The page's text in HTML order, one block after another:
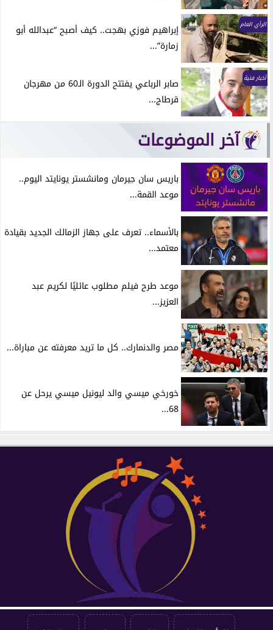
الرأي العام
إبراهيم فوزي بهجت.. كيف أصبح “عبدالله أبو
زمارة”...
أخبار فنية
صابر الرباعي يفتتح الدورة الـ60 من مهرجان
قرطاج...
آخر الموضوعات
باريس سان جيرمان ومانشستر يونايتد اليوم..
موعد القمة...
بالأسماء.. تعرف على جهاز الزمالك الجديد بقيادة
معتمد...
موعد طرح فيلم مطلوب عائليًا لكريم عبد
العزيز...
مصر والدنمارك.. كل ما تريد معرفته عن مباراة...
خورخي ميسي والد ليونيل ميسي يرحل عن
68...